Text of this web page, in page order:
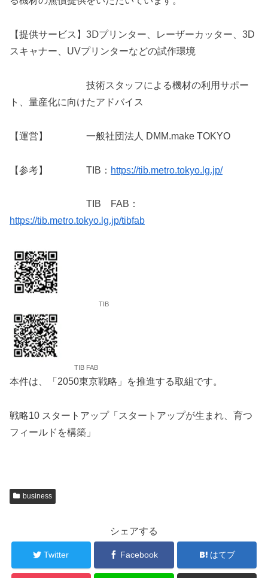
【提供サービス】3Ⅾプリンター、レーザーカッター、3D
スキャナー、UVプリンターなどの試作環境
技術スタッフによる機材の利用サポー
ト、量産化に向けたアドバイス
【運営】 一般社団法人 DMM.make TOKYO
【参考】 TIB： https://tib.metro.tokyo.lg.jp/
TIB FAB：
https://tib.metro.tokyo.lg.jp/tibfab
TIB
TIB FAB
本件は、「2050東京戦略」を推進する取組です。
戦略10 スタートアップ「スタートアップが生まれ、育つ
フィールドを構築」
business
シェアする
Twitter Facebook はてブ